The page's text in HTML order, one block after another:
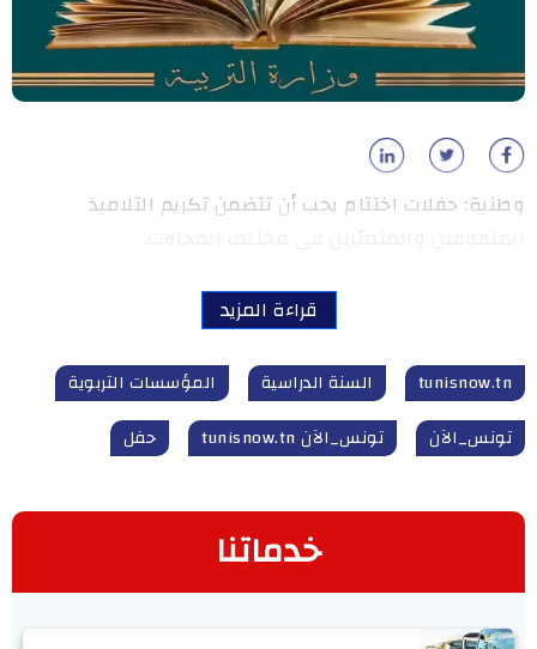
وطنية: حفلات اختتام يجب أن تتضمن تكريم التلاميذ
قراءة المزيد
tunisnow.tn السنة الدراسية
المؤسسات التربوية
تونس_الآن
تونس_الآن tunisnow.tn حفل
خدماتنا